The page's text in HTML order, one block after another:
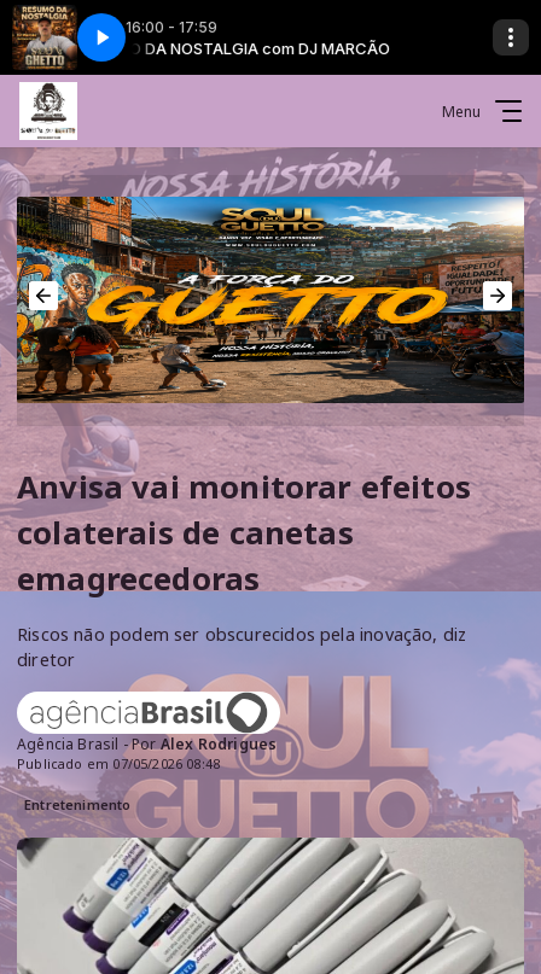
16:00 - 17:59
RESUMO DA NOSTALGIA com DJ MARCÃO RESUMO DA
Menu
Anvisa vai monitorar efeitos
colaterais de canetas
emagrecedoras
Riscos não podem ser obscurecidos pela inovação, diz
diretor
Agência Brasil - PorAlex Rodrigues
Publicado em 07/05/2026 08:48
Entretenimento